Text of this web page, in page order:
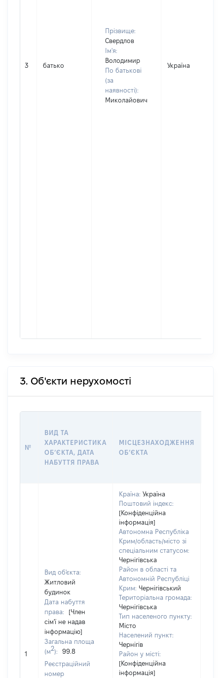
3 батько
Прізвище:
Свердлов
Ім'я:
Володимир
По батькові
(за
наявності):
Миколайович
Україна
3. Об'єкти нерухомості
№
ВИД ТА
ХАРАКТЕРИСТИКА
ОБʼЄКТА, ДАТА
НАБУТТЯ ПРАВА
МІСЦЕЗНАХОДЖЕННЯ
ОБʼЄКТА
1
Вид об'єкта:
Житловий
будинок
Дата набуття
права:
[Член
сім'ї не надав
інформацію]
Загальна площа
(м2):
99.8
Реєстраційний
номер
Країна: Україна
Поштовий індекс:
[Конфіденційна
інформація]
Автономна Республіка
Крим/область/місто зі
спеціальним статусом:
Чернігівська
Район в області та
Автономній Республіці
Крим: Чернігівський
Територіальна громада:
Чернігівська
Тип населеного пункту:
Місто
Населений пункт:
Чернігів
Район у місті:
[Конфіденційна
інформація]